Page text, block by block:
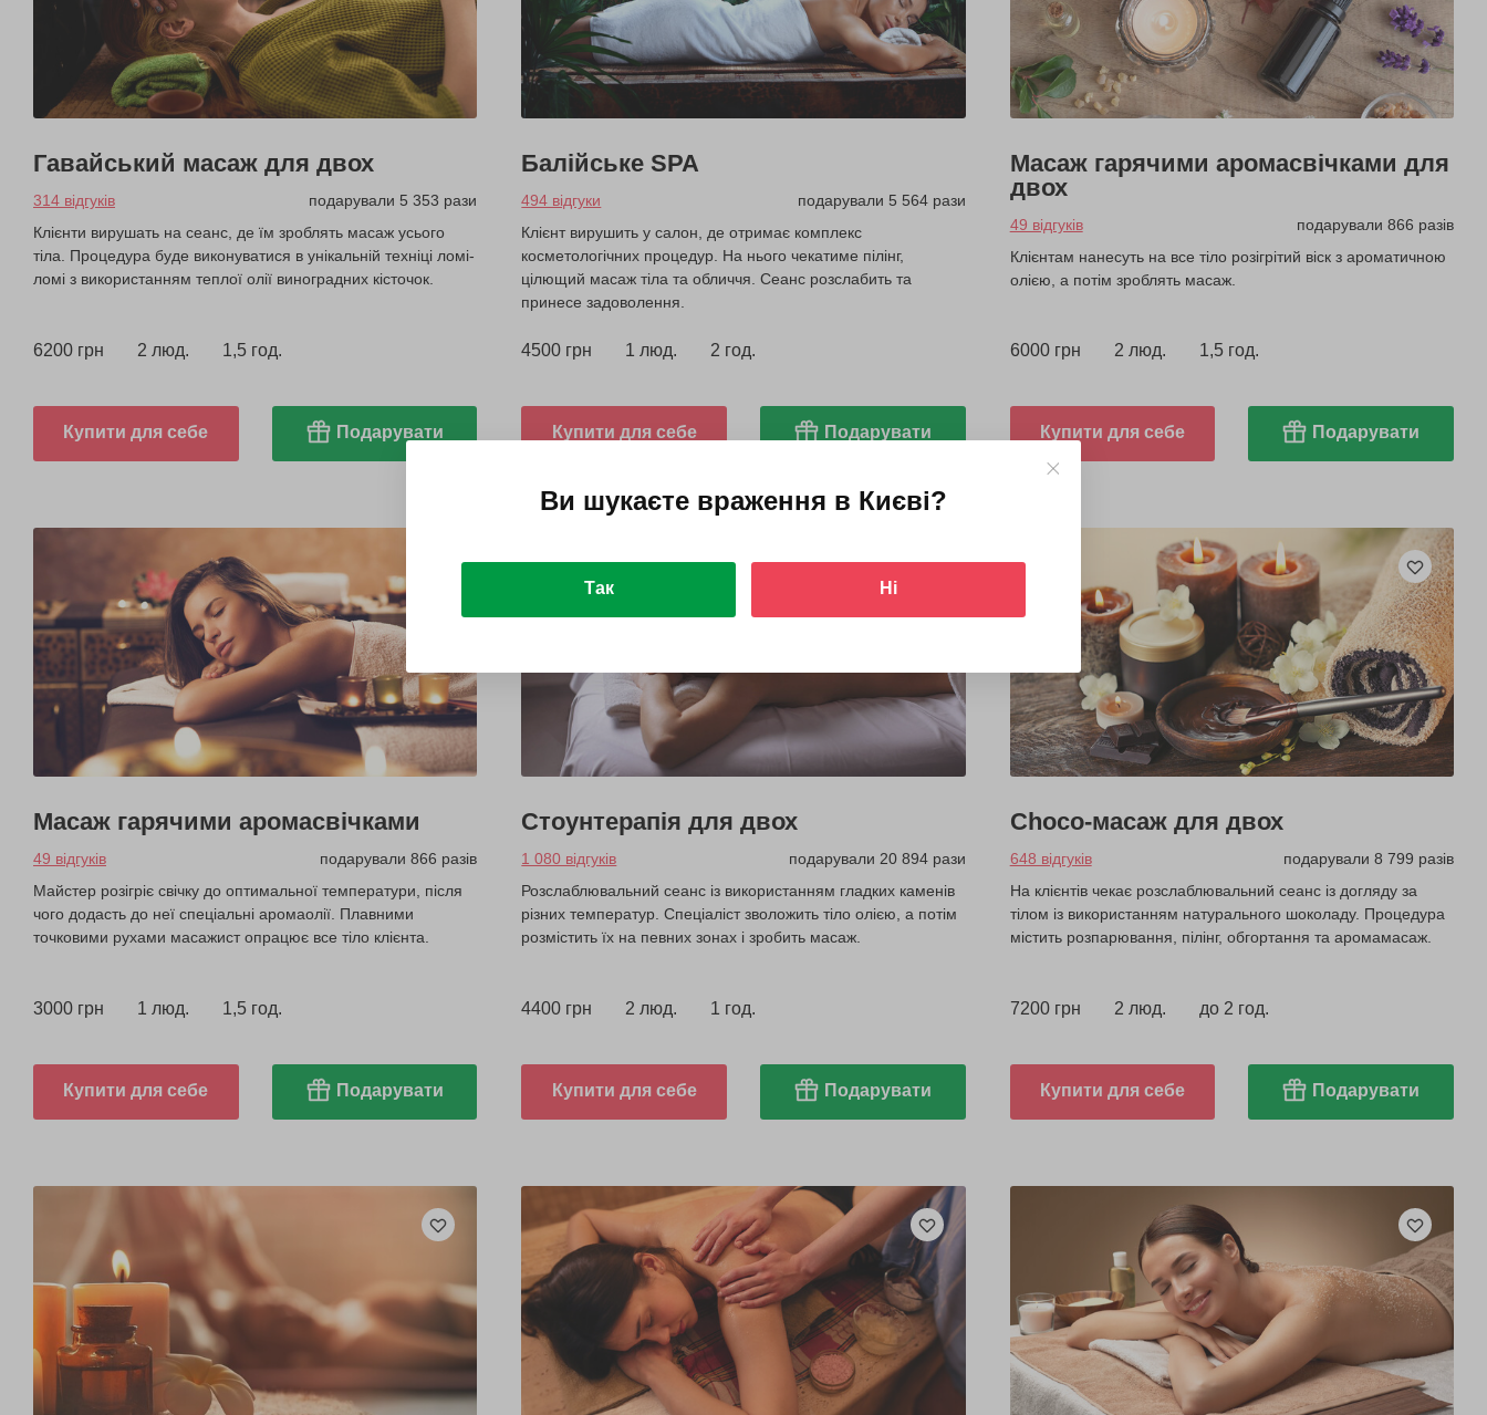
Гавайський масаж для двох
314 відгуків
подарували 5 353 рази
Клієнти вирушать на сеанс, де їм зроблять масаж усього
тіла. Процедура буде виконуватися в унікальній техніці ломі-
ломі з використанням теплої олії виноградних кісточок.
6200 грн 2 люд. 1,5 год.
Купити для себе Подарувати
Балійське SPA
494 відгуки
подарували 5 564 рази
Клієнт вирушить у салон, де отримає комплекс
косметологічних процедур. На нього чекатиме пілінг,
цілющий масаж тіла та обличчя. Сеанс розслабить та
принесе задоволення.
4500 грн 1 люд. 2 год.
Купити для себе Подарувати
Масаж гарячими аромасвічками для
двох
49 відгуків
подарували 866 разів
Клієнтам нанесуть на все тіло розігрітий віск з ароматичною
олією, а потім зроблять масаж.
6000 грн 2 люд. 1,5 год.
Купити для себе Подарувати
Масаж гарячими аромасвічками
49 відгуків
подарували 866 разів
Майстер розігріє свічку до оптимальної температури, після
чого додасть до неї спеціальні аромаолії. Плавними
точковими рухами масажист опрацює все тіло клієнта.
3000 грн 1 люд. 1,5 год.
Купити для себе Подарувати
Стоунтерапія для двох
1 080 відгуків
подарували 20 894 рази
Розслаблювальний сеанс із використанням гладких каменів
різних температур. Спеціаліст зволожить тіло олією, а потім
розмістить їх на певних зонах і зробить масаж.
4400 грн 2 люд. 1 год.
Купити для себе Подарувати
Choco-масаж для двох
648 відгуків
подарували 8 799 разів
На клієнтів чекає розслаблювальний сеанс із догляду за
тілом із використанням натурального шоколаду. Процедура
містить розпарювання, пілінг, обгортання та аромамасаж.
7200 грн 2 люд. до 2 год.
Купити для себе Подарувати
Ви шукаєте враження в Києві?
Так Ні